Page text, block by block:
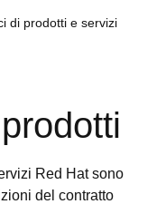
di prodotti e servizi
Red Hat sono
del contratto